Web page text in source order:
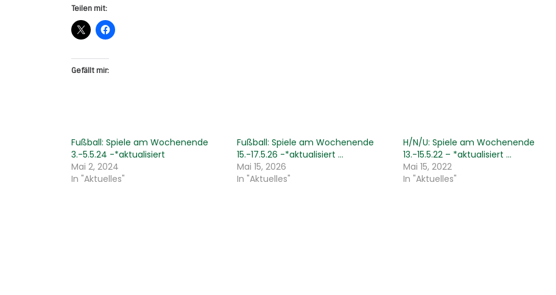
Teilen mit:
Gefällt mir:
Fußball: Spiele am Wochenende
3.-5.5.24 -*aktualisiert
Mai 2, 2024
In "Aktuelles"
Fußball: Spiele am Wochenende
15.-17.5.26 -*aktualisiert …
Mai 15, 2026
In "Aktuelles"
H/N/U: Spiele am Wochenende
13.-15.5.22 – *aktualisiert …
Mai 15, 2022
In "Aktuelles"